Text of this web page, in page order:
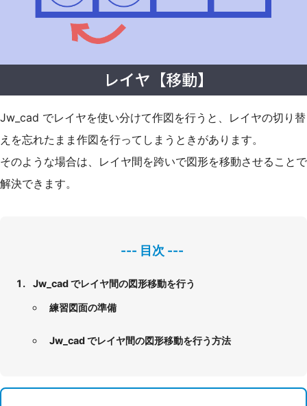
Jw_cad でレイヤを使い分けて作図を行うと、レイヤの切り替
えを忘れたまま作図を行ってしまうときがあります。
そのような場合は、レイヤ間を跨いで図形を移動させることで
解決できます。
Jw_cad でレイヤ間の図形移動を行う
練習図面の準備
Jw_cad でレイヤ間の図形移動を行う方法